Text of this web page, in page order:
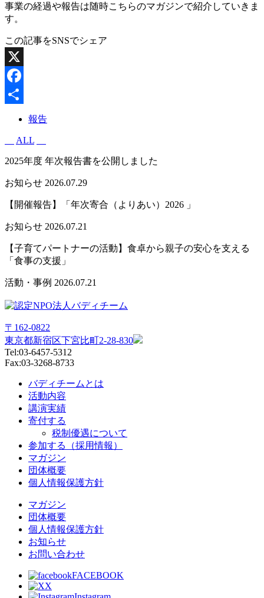
事業の経過や報告は随時こちらのマガジンで紹介していきま
す。
この記事をSNSでシェア
X
Facebook
報告
ALL
2025年度 年次報告書を公開しました
お知らせ 2026.07.29
【開催報告】「年次寄合（よりあい）2026 」
お知らせ 2026.07.21
【子育てパートナーの活動】食卓から親子の安心を支える
「食事の支援」
活動・事例 2026.07.21
〒162-0822
東京都新宿区下宮比町2-28-830
Tel:03-6457-5312
Fax:03-3268-8733
バディチームとは
活動内容
講演実績
寄付する
税制優遇について
参加する（採用情報）
マガジン
団体概要
個人情報保護方針
マガジン
団体概要
個人情報保護方針
お知らせ
お問い合わせ
FACEBOOK
X